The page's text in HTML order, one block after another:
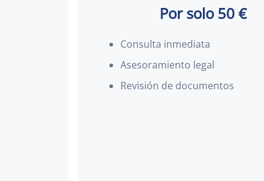
Por solo 50 €
Consulta inmediata
Asesoramiento legal
Revisión de documentos